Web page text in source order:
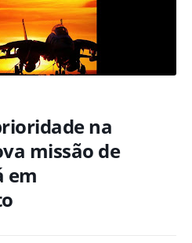
na
missão de
em